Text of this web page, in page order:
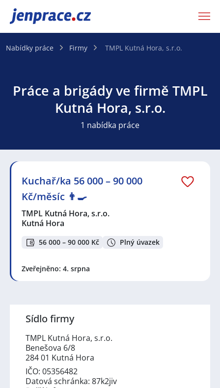
JenPráce.cz
Nabídky práce Firmy TMPL Kutná Hora, s.r.o.
Práce a brigády ve firmě TMPL
Kutná Hora, s.r.o.
1 nabídka práce
Kuchař/ka 56 000 – 90 000
Kč/měsíc 👨‍🍳
TMPL Kutná Hora, s.r.o.
Kutná Hora
56 000 – 90 000 Kč Plný úvazek
Zveřejněno: 4. srpna
Sídlo firmy
TMPL Kutná Hora, s.r.o.
Benešova 6/8
284 01 Kutná Hora
IČO: 05356482
Datová schránka: 87k2jiv